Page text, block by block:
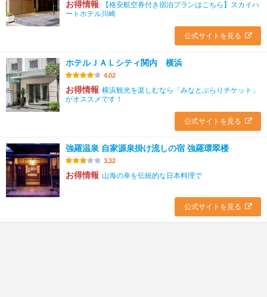
お得情報
【格安航空券付き宿泊プランはこちら】スカイハ
ートホテル川崎
公式サイトを見る
ホテルＪＡＬシティ関内 横浜
4.02
お得情報 横浜観光を楽しむなら「みなとぶらりチケット」
がオススメです！
公式サイトを見る
強羅温泉 自家源泉掛け流しの宿 強羅環翠楼
3.32
お得情報 山海の幸を伝統的な日本料理で
公式サイトを見る